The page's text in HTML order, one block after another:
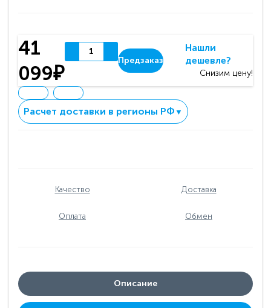
41
099₽
Предзаказ
Нашли
дешевле?
Снизим цену!
Расчет доставки в регионы РФ ▼
Качество Доставка
Оплата Обмен
Описание